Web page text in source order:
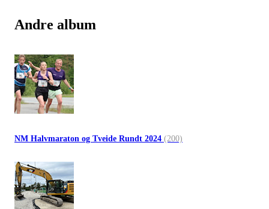
Andre album
NM Halvmaraton og Tveide Rundt 2024 (200)